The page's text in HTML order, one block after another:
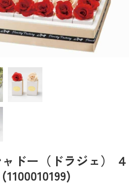
ドー（ドラジェ） ４